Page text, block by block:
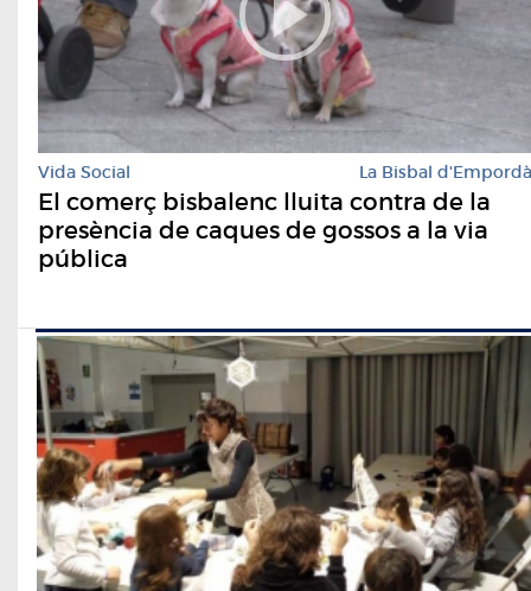
Vida Social La Bisbal d'Empordà
El comerç bisbalenc lluita contra de la
presència de caques de gossos a la via
pública